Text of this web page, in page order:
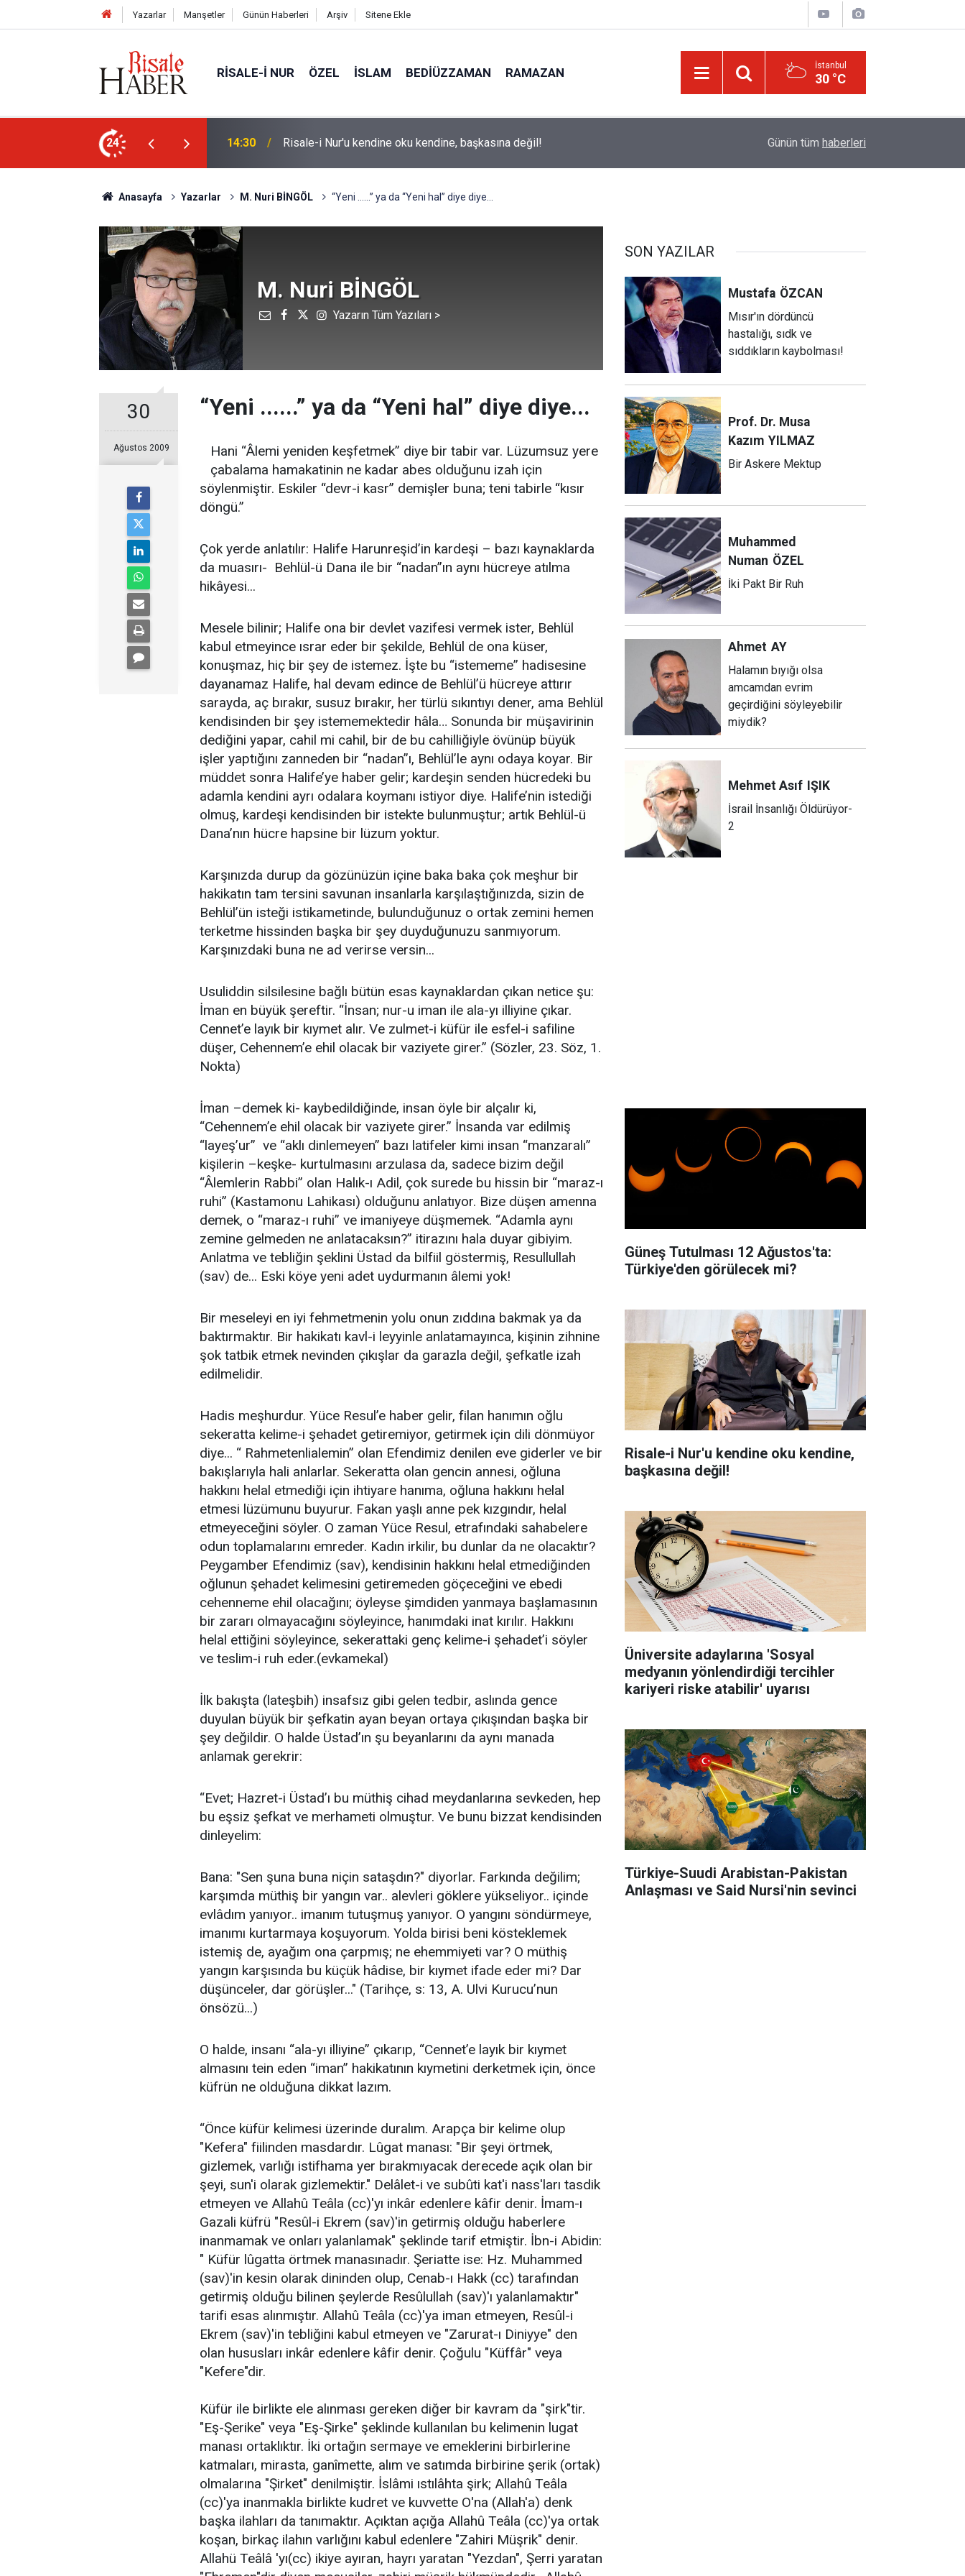
Yazarlar Manşetler Günün Haberleri Arşiv Sitene Ekle
RISALE-I NUR ÖZEL İSLAM BEDIÜZZAMAN RAMAZAN İstanbul
30 °C
24 14:30 Risale-i Nur'u kendine oku kendine, başkasına değil!
Üniversite adaylarına 'Sosyal medyanın yönlendirdiği tercihler kariyeri riske
Türkiye-Suudi Arabistan-Pakistan Anlaşması
Günün tüm haberleri
Anasayfa Yazarlar M. Nuri BİNGÖL “Yeni ......” ya da “Yeni hal” diye diye...
M. Nuri BİNGÖL
Yazarın Tüm Yazıları >
30
Ağustos 2009
“Yeni ......” ya da “Yeni hal” diye diye...
Hani “Âlemi yeniden keşfetmek” diye bir tabir var. Lüzumsuz yere
çabalama hamakatinin ne kadar abes olduğunu izah için
söylenmiştir. Eskiler “devr-i kasr” demişler buna; teni tabirle “kısır
döngü.”
Çok yerde anlatılır: Halife Harunreşid’in kardeşi – bazı kaynaklarda
da muasırı- Behlül-ü Dana ile bir “nadan”ın aynı hücreye atılma
hikâyesi...
Mesele bilinir; Halife ona bir devlet vazifesi vermek ister, Behlül
kabul etmeyince ısrar eder bir şekilde, Behlül de ona küser,
konuşmaz, hiç bir şey de istemez. İşte bu “istememe” hadisesine
dayanamaz Halife, hal devam edince de Behlül’ü hücreye attırır
sarayda, aç bırakır, susuz bırakır, her türlü sıkıntıyı dener, ama Behlül
kendisinden bir şey istememektedir hâla… Sonunda bir müşavirinin
dediğini yapar, cahil mi cahil, bir de bu cahilliğiyle övünüp büyük
işler yaptığını zanneden bir “nadan”ı, Behlül’le aynı odaya koyar. Bir
müddet sonra Halife’ye haber gelir; kardeşin senden hücredeki bu
adamla kendini ayrı odalara koymanı istiyor diye. Halife’nin istediği
olmuş, kardeşi kendisinden bir istekte bulunmuştur; artık Behlül-ü
Dana’nın hücre hapsine bir lüzum yoktur.
Karşınızda durup da gözünüzün içine baka baka çok meşhur bir
hakikatın tam tersini savunan insanlarla karşılaştığınızda, sizin de
Behlül’ün isteği istikametinde, bulunduğunuz o ortak zemini hemen
terketme hissinden başka bir şey duyduğunuzu sanmıyorum.
Karşınızdaki buna ne ad verirse versin...
Usuliddin silsilesine bağlı bütün esas kaynaklardan çıkan netice şu:
İman en büyük şereftir. “İnsan; nur-u iman ile ala-yı illiyine çıkar.
Cennet’e layık bir kıymet alır. Ve zulmet-i küfür ile esfel-i safiline
düşer, Cehennem’e ehil olacak bir vaziyete girer.” (Sözler, 23. Söz, 1.
Nokta)
İman –demek ki- kaybedildiğinde, insan öyle bir alçalır ki,
“Cehennem’e ehil olacak bir vaziyete girer.” İnsanda var edilmiş
“layeş’ur” ve “aklı dinlemeyen” bazı latifeler kimi insan “manzaralı”
kişilerin –keşke- kurtulmasını arzulasa da, sadece bizim değil
“Âlemlerin Rabbi” olan Halık-ı Adil, çok surede bu hissin bir “maraz-ı
ruhi” (Kastamonu Lahikası) olduğunu anlatıyor. Bize düşen amenna
demek, o “maraz-ı ruhi” ve imaniyeye düşmemek. “Adamla aynı
zemine gelmeden ne anlatacaksın?” itirazını hala duyar gibiyim.
Anlatma ve tebliğin şeklini Üstad da bilfiil göstermiş, Resullullah
(sav) de... Eski köye yeni adet uydurmanın âlemi yok!
Bir meseleyi en iyi fehmetmenin yolu onun zıddına bakmak ya da
baktırmaktır. Bir hakikatı kavl-i leyyinle anlatamayınca, kişinin zihnine
şok tatbik etmek nevinden çıkışlar da garazla değil, şefkatle izah
edilmelidir.
Hadis meşhurdur. Yüce Resul’e haber gelir, filan hanımın oğlu
sekeratta kelime-i şehadet getiremiyor, getirmek için dili dönmüyor
diye... “ Rahmetenlialemin” olan Efendimiz denilen eve giderler ve bir
bakışlarıyla hali anlarlar. Sekeratta olan gencin annesi, oğluna
hakkını helal etmediği için ihtiyare hanıma, oğluna hakkını helal
etmesi lüzümunu buyurur. Fakan yaşlı anne pek kızgındır, helal
etmeyeceğini söyler. O zaman Yüce Resul, etrafındaki sahabelere
odun toplamalarını emreder. Kadın irkilir, bu dunlar da ne olacaktır?
Peygamber Efendimiz (sav), kendisinin hakkını helal etmediğinden
oğlunun şehadet kelimesini getiremeden göçeceğini ve ebedi
cehenneme ehil olacağını; öyleyse şimdiden yanmaya başlamasının
bir zararı olmayacağını söyleyince, hanımdaki inat kırılır. Hakkını
helal ettiğini söyleyince, sekerattaki genç kelime-i şehadet’i söyler
ve teslim-i ruh eder.(evkamekal)
İlk bakışta (lateşbih) insafsız gibi gelen tedbir, aslında gence
duyulan büyük bir şefkatin ayan beyan ortaya çıkışından başka bir
şey değildir. O halde Üstad’ın şu beyanlarını da aynı manada
anlamak gerekrir:
“Evet; Hazret-i Üstad’ı bu müthiş cihad meydanlarına sevkeden, hep
bu eşsiz şefkat ve merhameti olmuştur. Ve bunu bizzat kendisinden
dinleyelim:
Bana: "Sen şuna buna niçin sataşdın?" diyorlar. Farkında değilim;
karşımda müthiş bir yangın var.. alevleri göklere yükseliyor.. içinde
evlâdım yanıyor.. imanım tutuşmuş yanıyor. O yangını söndürmeye,
imanımı kurtarmaya koşuyorum. Yolda birisi beni kösteklemek
istemiş de, ayağım ona çarpmış; ne ehemmiyeti var? O müthiş
yangın karşısında bu küçük hâdise, bir kıymet ifade eder mi? Dar
düşünceler, dar görüşler..." (Tarihçe, s: 13, A. Ulvi Kurucu’nun
önsözü...)
O halde, insanı “ala-yı illiyine” çıkarıp, “Cennet’e layık bir kıymet
almasını tein eden “iman” hakikatının kıymetini derketmek için, önce
küfrün ne olduğuna dikkat lazım.
“Önce küfür kelimesi üzerinde duralım. Arapça bir kelime olup
"Kefera" fiilinden masdardır. Lûgat manası: "Bir şeyi örtmek,
gizlemek, varlığı istifhama yer bırakmıyacak derecede açık olan bir
şeyi, sun'i olarak gizlemektir." Delâlet-i ve subûti kat'i nass'ları tasdik
etmeyen ve Allahû Teâla (cc)'yı inkâr edenlere kâfir denir. İmam-ı
Gazali küfrü "Resûl-i Ekrem (sav)'in getirmiş olduğu haberlere
inanmamak ve onları yalanlamak" şeklinde tarif etmiştir. İbn-i Abidin:
" Küfür lûgatta örtmek manasınadır. Şeriatte ise: Hz. Muhammed
(sav)'in kesin olarak dininden olup, Cenab-ı Hakk (cc) tarafından
getirmiş olduğu bilinen şeylerde Resûlullah (sav)'ı yalanlamaktır"
tarifi esas alınmıştır. Allahû Teâla (cc)'ya iman etmeyen, Resûl-i
Ekrem (sav)'in tebliğini kabul etmeyen ve "Zarurat-ı Diniyye" den
olan hususları inkâr edenlere kâfir denir. Çoğulu "Küffâr" veya
"Kefere"dir.
Küfür ile birlikte ele alınması gereken diğer bir kavram da "şirk"tir.
"Eş-Şerike" veya "Eş-Şirke" şeklinde kullanılan bu kelimenin lugat
manası ortaklıktır. İki ortağın sermaye ve emeklerini birbirlerine
katmaları, mirasta, ganîmette, alım ve satımda birbirine şerik (ortak)
olmalarına "Şirket" denilmiştir. İslâmi ıstılâhta şirk; Allahû Teâla
(cc)'ya inanmakla birlikte kudret ve kuvvette O'na (Allah'a) denk
başka ilahları da tanımaktır. Açıktan açığa Allahû Teâla (cc)'ya ortak
koşan, birkaç ilahın varlığını kabul edenlere "Zahiri Müşrik" denir.
Allahü Teâlâ 'yı(cc) ikiye ayıran, hayrı yaratan "Yezdan", Şerri yaratan
SON YAZILAR
Mustafa ÖZCAN
Mısır'ın dördüncü
hastalığı, sıdk ve
sıddıkların kaybolması!
Prof. Dr. Musa
Kazım YILMAZ
Bir Askere Mektup
Muhammed
Numan ÖZEL
İki Pakt Bir Ruh
Ahmet AY
Halamın bıyığı olsa
amcamdan evrim
geçirdiğini söyleyebilir
miydik?
Mehmet Asıf IŞIK
İsrail İnsanlığı Öldürüyor-
2
Güneş Tutulması 12 Ağustos'ta:
Türkiye'den görülecek mi?
Risale-i Nur'u kendine oku kendine,
başkasına değil!
Üniversite adaylarına 'Sosyal
medyanın yönlendirdiği tercihler
kariyeri riske atabilir' uyarısı
Türkiye-Suudi Arabistan-Pakistan
Anlaşması ve Said Nursi'nin sevinci